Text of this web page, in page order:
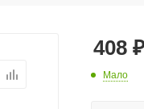
408 ₽
Мало